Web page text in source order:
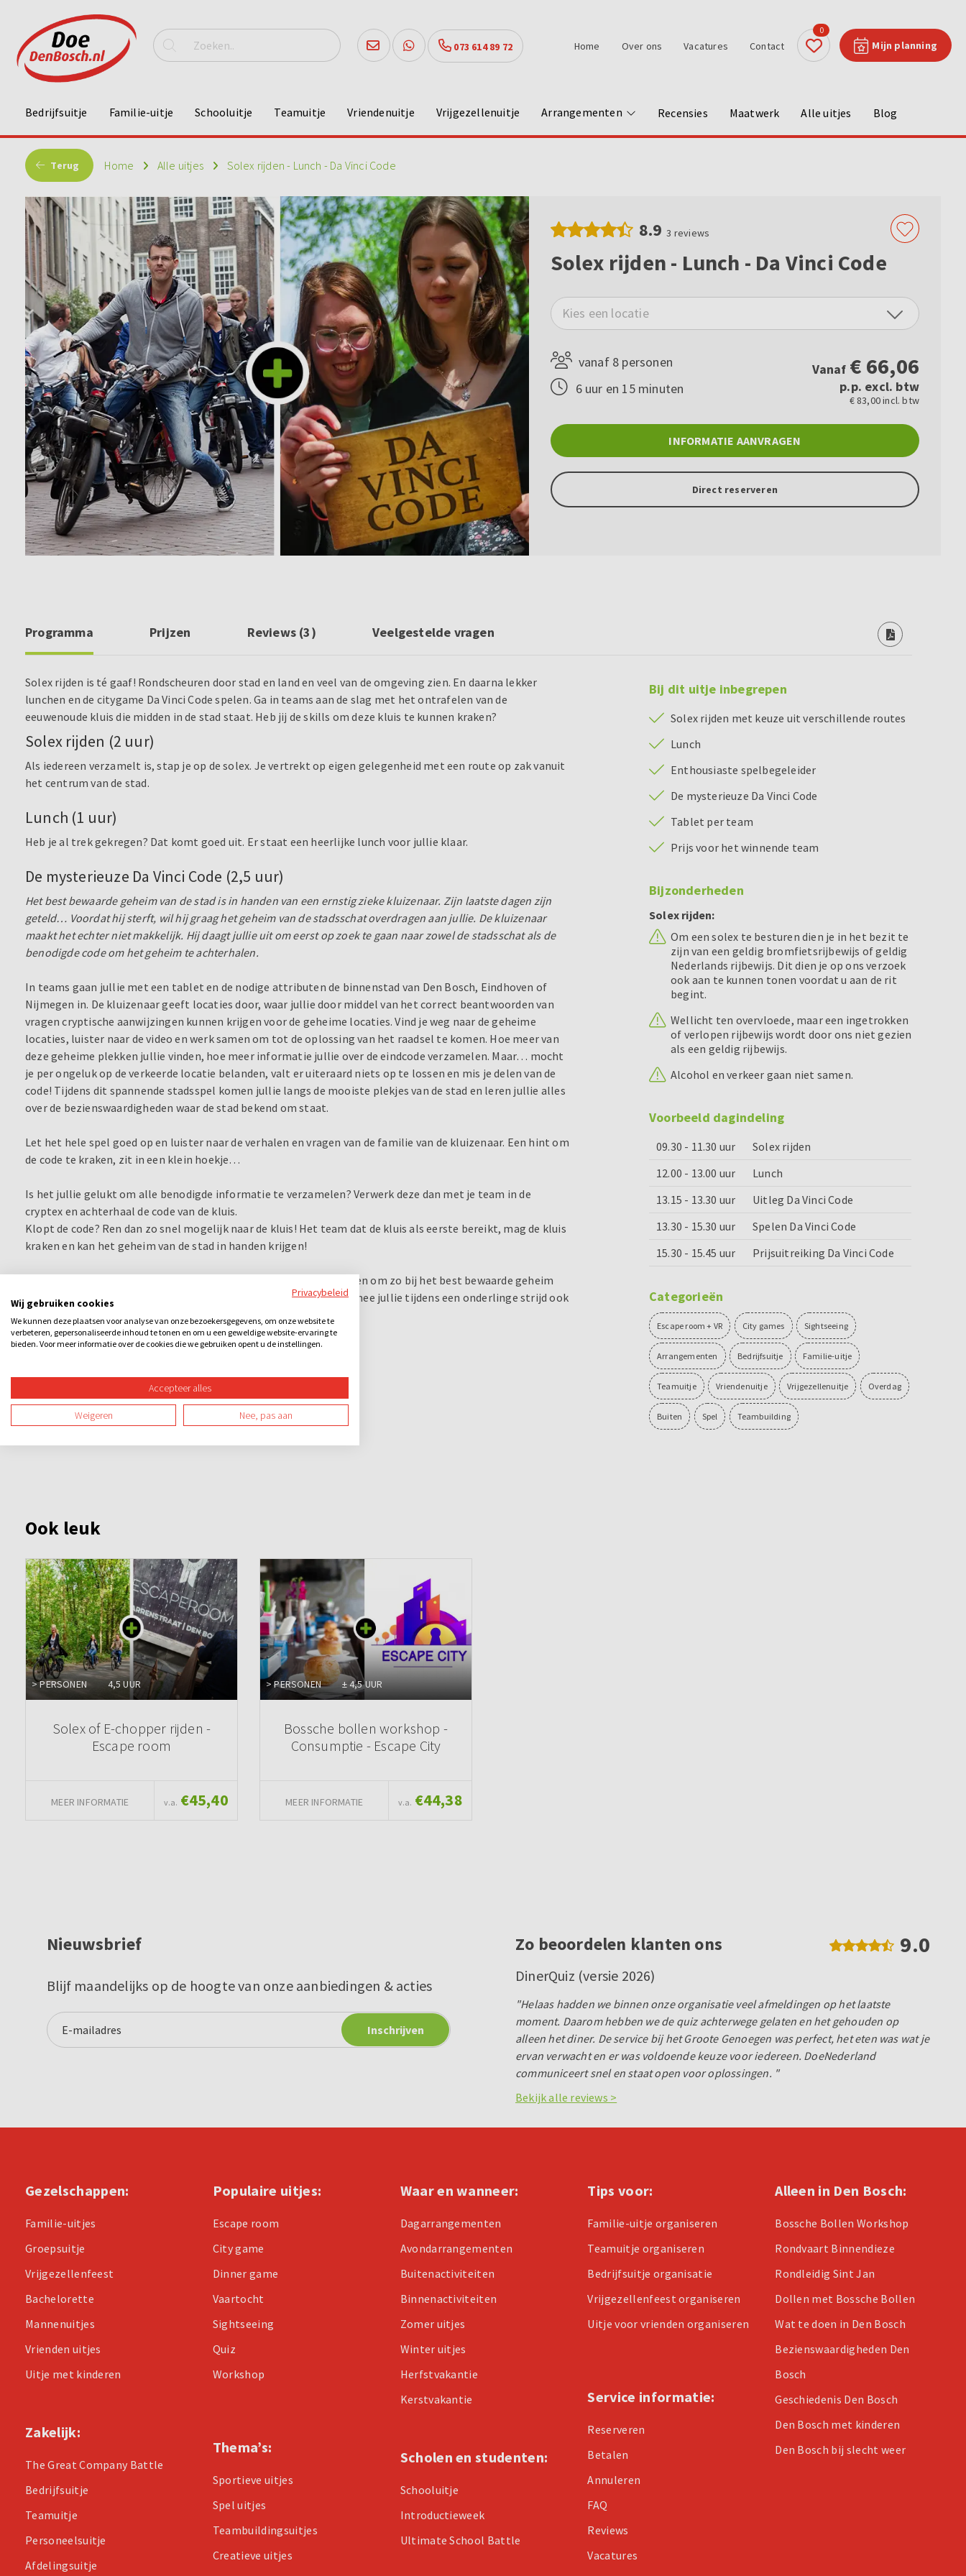
073 614 89 72 Mijn planning
0
Home Over ons Vacatures Contact
Bedrijfsuitje Familie-uitje Schooluitje Teamuitje Vriendenuitje Vrijgezellenuitje Arrangementen Recensies Maatwerk Alle uitjes Blog
Terug Home Alle uitjes Solex rijden - Lunch - Da Vinci Code
8.9 3 reviews
Solex rijden - Lunch - Da Vinci Code
Kies een locatie
vanaf 8 personen
6 uur en 15 minuten
Vanaf € 66,06
p.p. excl. btw
€ 83,00 incl. btw
INFORMATIE AANVRAGEN
Direct reserveren
Programma Prijzen Reviews (3) Veelgestelde vragen
Solex rijden is té gaaf! Rondscheuren door stad en land en veel van de omgeving zien. En daarna lekker
lunchen en de citygame Da Vinci Code spelen. Ga in teams aan de slag met het ontrafelen van de
eeuwenoude kluis die midden in de stad staat. Heb jij de skills om deze kluis te kunnen kraken?
Solex rijden (2 uur)
Als iedereen verzamelt is, stap je op de solex. Je vertrekt op eigen gelegenheid met een route op zak vanuit
het centrum van de stad.
Lunch (1 uur)
Heb je al trek gekregen? Dat komt goed uit. Er staat een heerlijke lunch voor jullie klaar.
De mysterieuze Da Vinci Code (2,5 uur)
Het best bewaarde geheim van de stad is in handen van een ernstig zieke kluizenaar. Zijn laatste dagen zijn
geteld… Voordat hij sterft, wil hij graag het geheim van de stadsschat overdragen aan jullie. De kluizenaar
maakt het echter niet makkelijk. Hij daagt jullie uit om eerst op zoek te gaan naar zowel de stadsschat als de
benodigde code om het geheim te achterhalen.
In teams gaan jullie met een tablet en de nodige attributen de binnenstad van Den Bosch, Eindhoven of
Nijmegen in. De kluizenaar geeft locaties door, waar jullie door middel van het correct beantwoorden van
vragen cryptische aanwijzingen kunnen krijgen voor de geheime locaties. Vind je weg naar de geheime
locaties, luister naar de video en werk samen om tot de oplossing van het raadsel te komen. Hoe meer van
deze geheime plekken jullie vinden, hoe meer informatie jullie over de eindcode verzamelen. Maar… mocht
je per ongeluk op de verkeerde locatie belanden, valt er uiteraard niets op te lossen en mis je delen van de
code! Tijdens dit spannende stadsspel komen jullie langs de mooiste plekjes van de stad en leren jullie alles
over de bezienswaardigheden waar de stad bekend om staat.
Let het hele spel goed op en luister naar de verhalen en vragen van de familie van de kluizenaar. Een hint om
de code te kraken, zit in een klein hoekje…
Is het jullie gelukt om alle benodigde informatie te verzamelen? Verwerk deze dan met je team in de
cryptex en achterhaal de code van de kluis.
Klopt de code? Ren dan zo snel mogelijk naar de kluis! Het team dat de kluis als eerste bereikt, mag de kluis
kraken en kan het geheim van de stad in handen krijgen!
Lukt het jouw team om de stadsschat te vinden en de code te kraken om zo bij het best bewaarde geheim
van de stad te komen? Een spannend en leerzaam stadsspel waarmee jullie tijdens een onderlinge strijd ook
Bij dit uitje inbegrepen
Solex rijden met keuze uit verschillende routes
Lunch
Enthousiaste spelbegeleider
De mysterieuze Da Vinci Code
Tablet per team
Prijs voor het winnende team
Bijzonderheden
Solex rijden:
Om een solex te besturen dien je in het bezit te
zijn van een geldig bromfietsrijbewijs of geldig
Nederlands rijbewijs. Dit dien je op ons verzoek
ook aan te kunnen tonen voordat u aan de rit
begint.
Wellicht ten overvloede, maar een ingetrokken
of verlopen rijbewijs wordt door ons niet gezien
als een geldig rijbewijs.
Alcohol en verkeer gaan niet samen.
Voorbeeld dagindeling
09.30 - 11.30 uur
Solex rijden
12.00 - 13.00 uur
Lunch
13.15 - 13.30 uur
Uitleg Da Vinci Code
13.30 - 15.30 uur
Spelen Da Vinci Code
15.30 - 15.45 uur
Prijsuitreiking Da Vinci Code
Categorieën
Escape room + VR City games Sightseeing
Arrangementen Bedrijfsuitje Familie-uitje
Teamuitje Vriendenuitje Vrijgezellenuitje Overdag
Buiten Spel Teambuilding
Ook leuk
> PERSONEN 4,5 UUR
Solex of E-chopper rijden -
Escape room
MEER INFORMATIE v.a. €45,40
> PERSONEN ± 4,5 UUR
Bossche bollen workshop -
Consumptie - Escape City
MEER INFORMATIE v.a. €44,38
Nieuwsbrief
Blijf maandelijks op de hoogte van onze aanbiedingen & acties
Zo beoordelen klanten ons 9.0
DinerQuiz (versie 2026)
"Helaas hadden we binnen onze organisatie veel afmeldingen op het laatste
moment. Daarom hebben we de quiz achterwege gelaten en het gehouden op
alleen het diner. De service bij het Groote Genoegen was perfect, het eten was wat je
ervan verwacht en er was voldoende keuze voor iedereen. DoeNederland
communiceert snel en staat open voor oplossingen. "
Bekijk alle reviews >
Gezelschappen:
Familie-uitjes
Groepsuitje
Vrijgezellenfeest
Bachelorette
Mannenuitjes
Vrienden uitjes
Uitje met kinderen
Zakelijk:
The Great Company Battle
Bedrijfsuitje
Teamuitje
Personeelsuitje
Afdelingsuitje
Populaire uitjes:
Escape room
City game
Dinner game
Vaartocht
Sightseeing
Quiz
Workshop
Thema’s:
Sportieve uitjes
Spel uitjes
Teambuildingsuitjes
Creatieve uitjes
Waar en wanneer:
Dagarrangementen
Avondarrangementen
Buitenactiviteiten
Binnenactiviteiten
Zomer uitjes
Winter uitjes
Herfstvakantie
Kerstvakantie
Scholen en studenten:
Schooluitje
Introductieweek
Ultimate School Battle
Tips voor:
Familie-uitje organiseren
Teamuitje organiseren
Bedrijfsuitje organisatie
Vrijgezellenfeest organiseren
Uitje voor vrienden organiseren
Service informatie:
Reserveren
Betalen
Annuleren
FAQ
Reviews
Vacatures
Alleen in Den Bosch:
Bossche Bollen Workshop
Rondvaart Binnendieze
Rondleidig Sint Jan
Dollen met Bossche Bollen
Wat te doen in Den Bosch
Bezienswaardigheden Den
Bosch
Geschiedenis Den Bosch
Den Bosch met kinderen
Den Bosch bij slecht weer
Privacybeleid
Wij gebruiken cookies
We kunnen deze plaatsen voor analyse van onze bezoekersgegevens, om onze website te
verbeteren, gepersonaliseerde inhoud te tonen en om u een geweldige website-ervaring te
bieden. Voor meer informatie over de cookies die we gebruiken opent u de instellingen.
Accepteer alles
Weigeren Nee, pas aan